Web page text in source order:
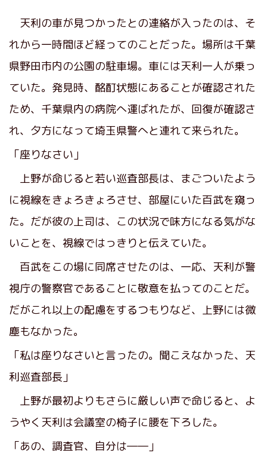
天利の車が見つかったとの連絡が入ったのは、そ
れから一時間ほど経ってのことだった。場所は千葉
県野田市内の公園の駐車場。車には天利一人が乗っ
ていた。発見時、酩酊状態にあることが確認された
ため、千葉県内の病院へ運ばれたが、回復が確認さ
れ、夕方になって埼玉県警へと連れて来られた。
「座りなさい」
上野が命じると若い巡査部長は、まごついたよう
に視線をきょろきょろさせ、部屋にいた百武を窺っ
た。だが彼の上司は、この状況で味方になる気がな
いことを、視線ではっきりと伝えていた。
百武をこの場に同席させたのは、一応、天利が警
視庁の警察官であることに敬意を払ってのことだ。
だがこれ以上の配慮をするつもりなど、上野には微
塵もなかった。
「私は座りなさいと言ったの。聞こえなかった、天
利巡査部長」
上野が最初よりもさらに厳しい声で命じると、よ
うやく天利は会議室の椅子に腰を下ろした。
「あの、調査官、自分は――」